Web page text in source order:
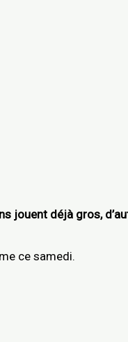
jouent déjà gros,
ce samedi.